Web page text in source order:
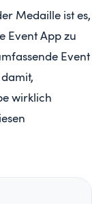
Medaille ist es,
Event App zu
Event
wirklich